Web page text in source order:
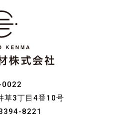
0022
草3丁目4番10号
8221